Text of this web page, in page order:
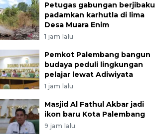
Petugas gabungan berjibaku
padamkan karhutla di lima
Desa Muara Enim
1 jam lalu
Pemkot Palembang bangun
budaya peduli lingkungan
pelajar lewat Adiwiyata
1 jam lalu
Masjid Al Fathul Akbar jadi
ikon baru Kota Palembang
9 jam lalu